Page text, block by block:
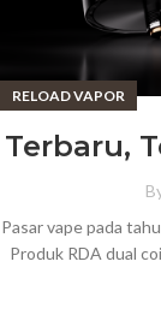
RELOAD VAPOR
Terbaru,
Pasar vape pada
Produk RDA dual